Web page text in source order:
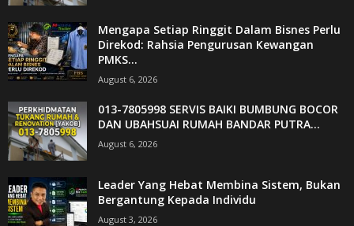
Mengapa Setiap Ringgit Dalam Bisnes Perlu
Direkod: Rahsia Pengurusan Kewangan
PMKS...
August 6, 2026
013-7805998 SERVIS BAIKI BUMBUNG BOCOR
DAN UBAHSUAI RUMAH BANDAR PUTRA...
August 6, 2026
Leader Yang Hebat Membina Sistem, Bukan
Bergantung Kepada Individu
August 3, 2026